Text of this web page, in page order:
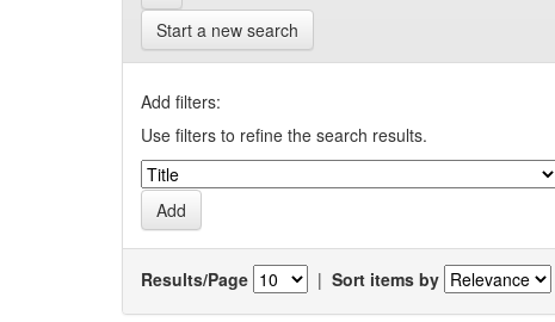
Start a new search
Add filters:
Use filters to refine the search results.
Results/Page | Sort items by